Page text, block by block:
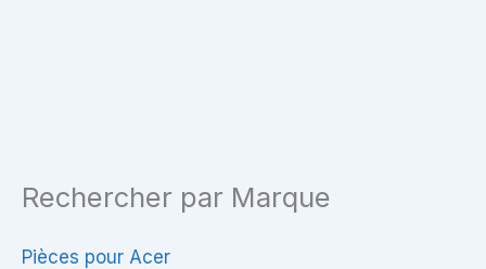
Rechercher par Marque
Pièces pour Acer